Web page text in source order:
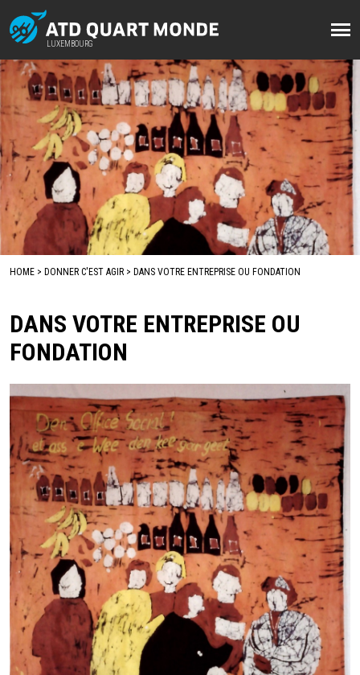
LUXEMBOURG
Aller
au
contenu
principal
LUXEMBOURG
D'ARIANE
HOME DONNER C'EST AGIR DANS VOTRE ENTREPRISE OU FONDATION
DANS VOTRE ENTREPRISE OU
FONDATION